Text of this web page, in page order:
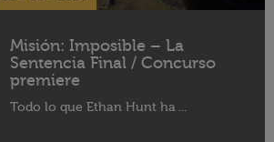
Misión: Imposible – La
Sentencia Final / Concurso
premiere
Todo lo que Ethan Hunt ha ...